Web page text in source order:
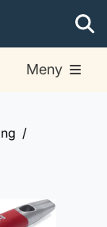
Meny